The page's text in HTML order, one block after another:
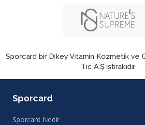
Sporcard bir Dikey Vitamin Kozmetik ve
Tic A.Ş iştirakidir.
Sporcard
Sporcard Nedir